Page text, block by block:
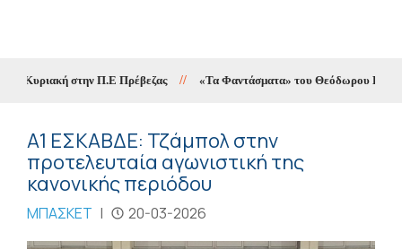
Κυριακή στην Π.Ε Πρέβεζας // «Τα Φαντάσματα» του Θεόδωρου
Α1 ΕΣΚΑΒΔΕ: Τζάμπολ στην
προτελευταία αγωνιστική της
κανονικής περιόδου
ΜΠΑΣΚΕΤ | 20-03-2026